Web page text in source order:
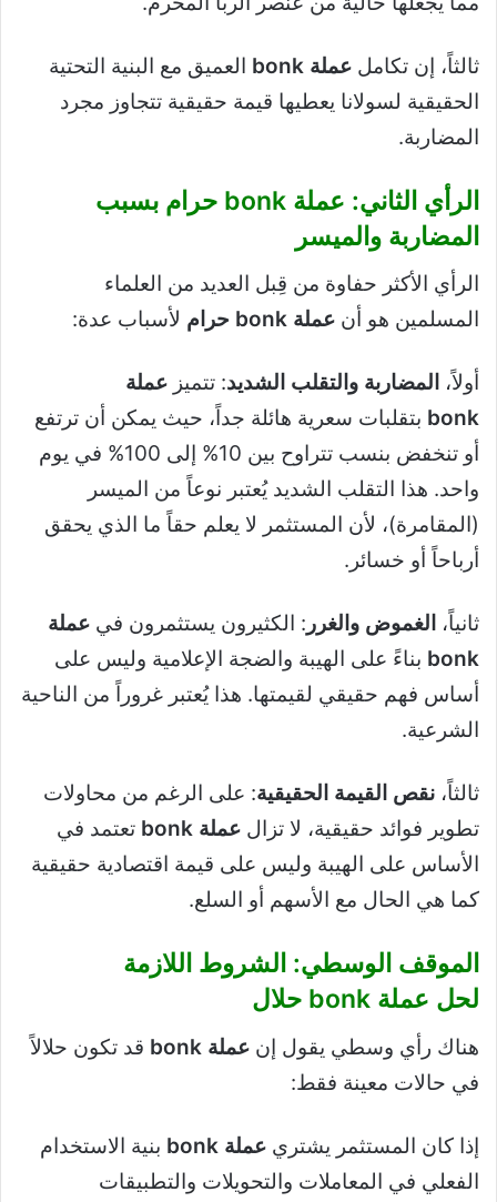
ثالثاً، إن تكامل عملة bonk
العميق مع البنية التحتية
الحقيقية لسولانا يعطيها قيمة حقيقية تتجاوز مجرد
المضاربة.
الرأي الثاني: عملة bonk حرام بسبب
المضاربة والميسر
الرأي الأكثر حفاوة من قِبل العديد من العلماء
المسلمين هو أن عملة bonk حرام لأسباب عدة:
أولاً، المضاربة والتقلب الشديد: تتميز عملة
bonk بتقلبات سعرية هائلة جداً، حيث يمكن أن ترتفع
أو تنخفض بنسب تتراوح بين 10% إلى 100% في يوم
واحد. هذا التقلب الشديد يُعتبر نوعاً من الميسر
(المقامرة)، لأن المستثمر لا يعلم حقاً ما الذي يحقق
أرباحاً أو خسائر.
ثانياً، الغموض والغرر : الكثيرون يستثمرون في عملة
bonk بناءً على الهيبة والضجة الإعلامية وليس على
أساس فهم حقيقي لقيمتها. هذا يُعتبر غروراً من الناحية
الشرعية.
ثالثاً، نقص القيمة الحقيقية: على الرغم من محاولات
تطوير فوائد حقيقية، لا تزال عملة bonk
تعتمد في
الأساس على الهيبة وليس على قيمة اقتصادية حقيقية
كما هي الحال مع الأسهم أو السلع.
الموقف الوسطي: الشروط اللازمة
لحل عملة bonk حلال
هناك رأي وسطي يقول إن عملة bonk
قد تكون حلالاً
في حالات معينة فقط:
إذا كان المستثمر يشتري عملة bonk
بنية الاستخدام
الفعلي في المعاملات والتحويلات والتطبيقات